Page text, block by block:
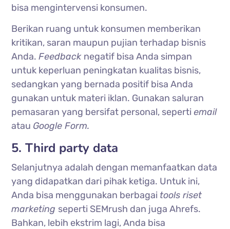
bisa mengintervensi konsumen.
Berikan ruang untuk konsumen memberikan
kritikan, saran maupun pujian terhadap bisnis
Anda.Feedback negatif bisa Anda simpan
untuk keperluan peningkatan kualitas bisnis,
sedangkan yang bernada positif bisa Anda
gunakan untuk materi iklan. Gunakan saluran
pemasaran yang bersifat personal, seperti email
atau Google Form.
5. Third party data
Selanjutnya adalah dengan memanfaatkan data
yang didapatkan dari pihak ketiga. Untuk ini,
Anda bisa menggunakan berbagai tools riset
marketing seperti SEMrush dan juga Ahrefs.
Bahkan, lebih ekstrim lagi, Anda bisa